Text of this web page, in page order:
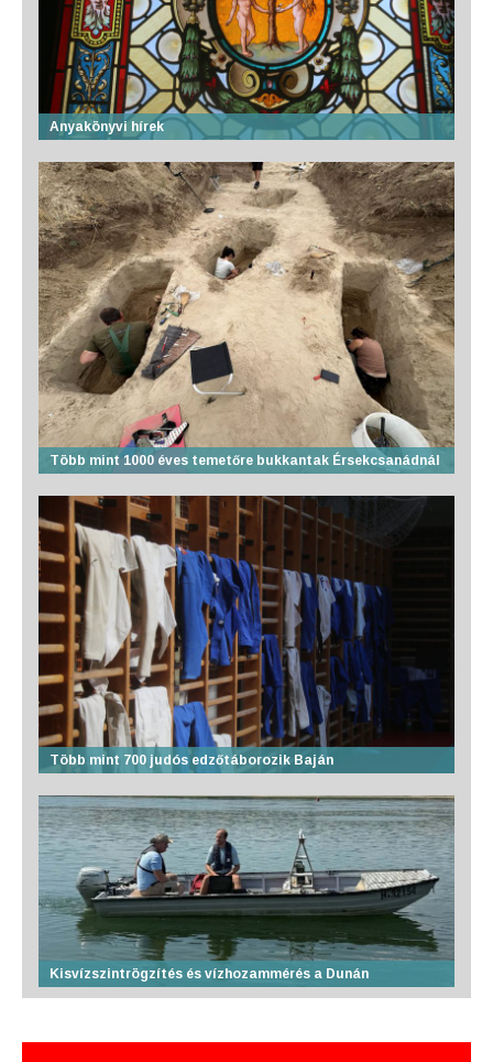
Anyakönyvi hírek
Több mint 1000 éves temetőre bukkantak Érsekcsanádnál
Több mint 700 judós edzőtáborozik Baján
Kisvízszintrögzítés és vízhozammérés a Dunán